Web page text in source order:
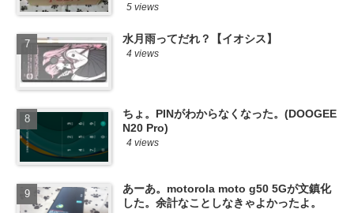
5 views
水月雨ってだれ？【イオシス】
4 views
ちょ。PINがわからなくなった。(DOOGEE
N20 Pro)
4 views
あーあ。motorola moto g50 5Gが文鎮化
した。余計なことしなきゃよかったよ。